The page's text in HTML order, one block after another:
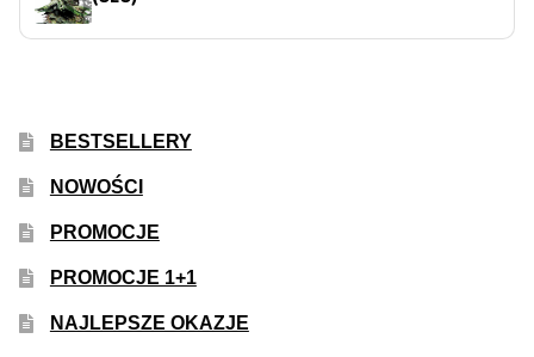
BESTSELLERY
NOWOŚCI
PROMOCJE
PROMOCJE 1+1
NAJLEPSZE OKAZJE